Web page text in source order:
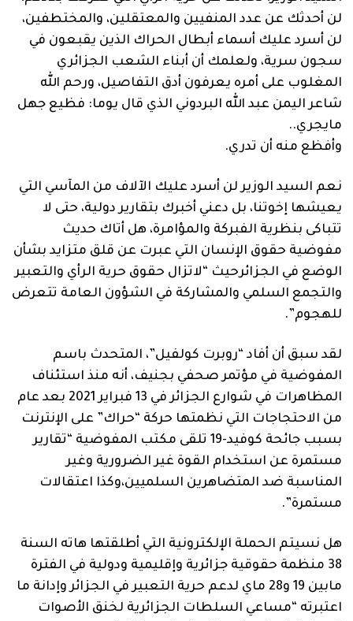
لن أحدثك عن عدد المنفيين والمعتقلين، والمختطفين،
لن أسرد عليك أسماء أبطال الحراك الذين يقبعون في
سجون سرية، ولعلمك أن أبناء الشعب الجزائري
المغلوب على أمره يعرفون أدق التفاصيل، ورحم الله
شاعر اليمن عبد الله البردوني الذي قال يوما: فظيع جهل
مايجري..
وأفظع منه أن تدري.
نعم السيد الوزير لن أسرد عليك الآلاف من المآسي التي
يعيشها إخوتنا، بل دعني أخبرك بتقارير دولية، حتى لا
تتباكى بنظرية الفبركة والمؤامرة، هل أتاك حديث
مفوضية حقوق الإنسان التي عبرت عن قلق متزايد بشأن
الوضع في الجزائرحيث “لاتزال حقوق حرية الرأي والتعبير
والتجمع السلمي والمشاركة في الشؤون العامة تتعرض
للهجوم”.
لقد سبق أن أفاد “روبرت كولفيل”، المتحدث باسم
المفوضية في مؤتمر صحفي بجنيف، أنه منذ استئناف
المظاهرات في شوارع الجزائر في 13 فبراير 2021 بعد عام
من الاحتجاجات التي نظمتها حركة “حراك” على الإنترنت
بسبب جائحة كوفيد-19 تلقى مكتب المفوضية “تقارير
مستمرة عن استخدام القوة غير الضرورية وغير
المناسبة ضد المتضاهرين السلميين،وكذا اعتقالات
مستمرة”.
هل نسيتم الحملة الإلكترونية التي أطلقتها هاته السنة
38 منظمة حقوقية جزائرية وإقليمية ودولية في الفترة
مابين 19 و28 ماي لدعم حرية التعبير في الجزائر وإدانة ما
اعتبرته “مساعي السلطات الجزائرية لخنق الأصوات